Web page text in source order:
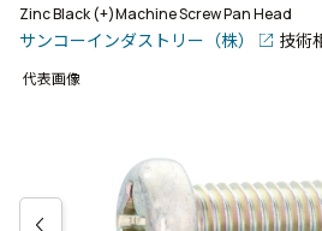
Zinc Black (+)Machine Screw Pan Head
サンコーインダストリー（株） 技術
代表画像